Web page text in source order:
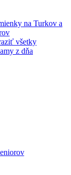
na Turkov a
všetky
z dňa